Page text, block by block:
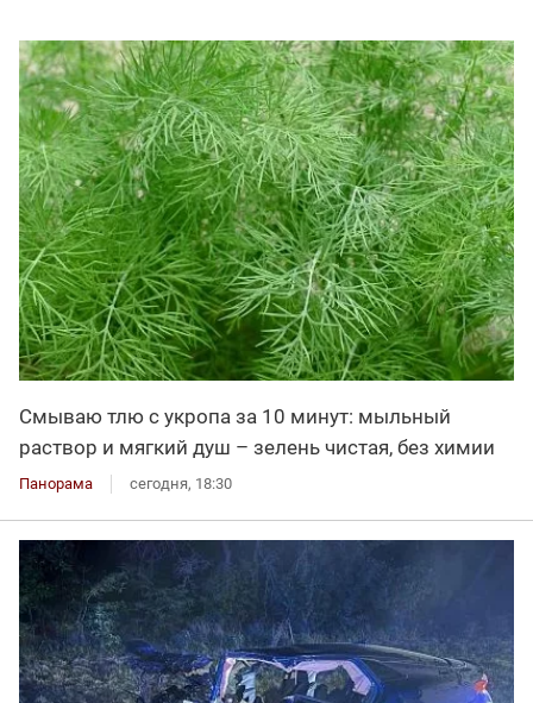
Смываю тлю с укропа за 10 минут: мыльный
раствор и мягкий душ – зелень чистая, без химии
Панорама сегодня, 18:30